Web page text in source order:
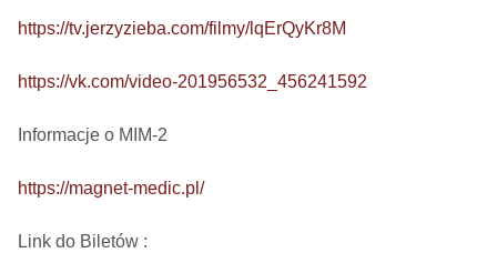
https://tv.jerzyzieba.com/filmy/lqErQyKr8M
https://vk.com/video-201956532_456241592
Informacje o MIM-2
https://magnet-medic.pl/
Link do Biletów :